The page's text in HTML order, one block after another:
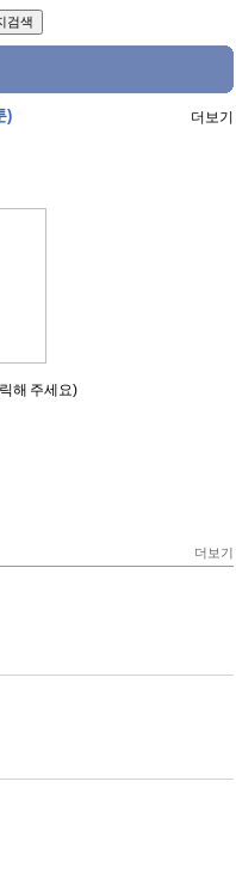
) 더보기
해 주세요)
더보기